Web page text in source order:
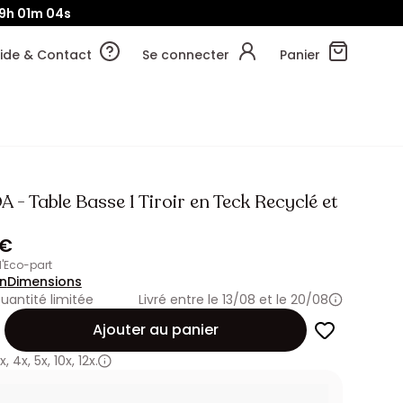
01m 02s
& Contact Se connecter Panier
- Table Basse 1 Tiroir en Teck Recyclé et
part
Dimensions
limitée
Livré entre le 13/08 et le 20/08
Ajouter au panier
, 4x, 5x, 10x, 12x.